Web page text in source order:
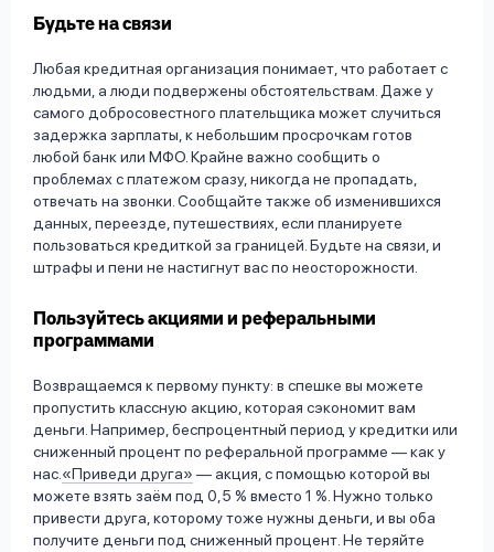
Будьте на связи
Любая кредитная организация понимает, что работает с
людьми, а люди подвержены обстоятельствам. Даже у
самого добросовестного плательщика может случиться
задержка зарплаты, к небольшим просрочкам готов
любой банк или МФО. Крайне важно сообщить о
проблемах с платежом сразу, никогда не пропадать,
отвечать на звонки. Сообщайте также об изменившихся
данных, переезде, путешествиях, если планируете
пользоваться кредиткой за границей. Будьте на связи, и
штрафы и пени не настигнут вас по неосторожности.
Пользуйтесь акциями и реферальными
программами
Возвращаемся к первому пункту: в спешке вы можете
пропустить классную акцию, которая сэкономит вам
деньги. Например, беспроцентный период у кредитки или
сниженный процент по реферальной программе — как у
нас.«Приведи друга» — акция, с помощью которой вы
можете взять заём под 0,5 % вместо 1 %. Нужно только
привести друга, которому тоже нужны деньги, и вы оба
получите деньги под сниженный процент. Не теряйте